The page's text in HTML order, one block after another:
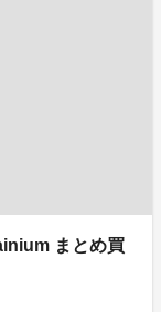
まとめ買